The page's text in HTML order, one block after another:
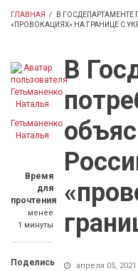
ГЛАВНАЯ /
В
«ПРОВОКАЦИЯХ» НА ГРАНИЦЕ С
Гетьманенко
Наталья
Время
для
прочтения
менее
1 минуты
Поделись
В
апреля 05, 2021